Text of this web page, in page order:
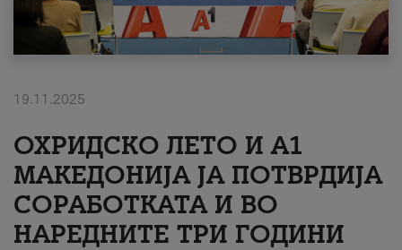
Поддршка
Надополни кредит
#ПодобарОнлајн
19.11.2025
ОХРИДСКО ЛЕТО И A1
МАКЕДОНИЈА ЈА ПОТВРДИЈА
СОРАБОТКАТА И ВО
НАРЕДНИТЕ ТРИ ГОДИНИ